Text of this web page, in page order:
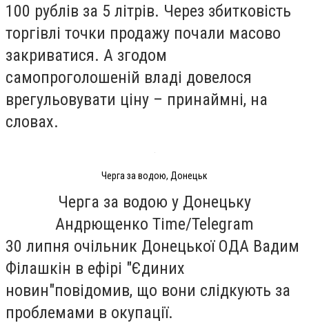
100 рублів за 5 літрів. Через збитковість
торгівлі точки продажу почали масово
закриватися. А згодом
самопроголошеній владі довелося
врегульовувати ціну – принаймні, на
словах.
Черга за водою, Донецьк
Черга за водою у Донецьку
Андрющенко Time/Telegram
30 липня очільник Донецької ОДА Вадим
Філашкін в ефірі "Єдиних
новин"повідомив, що вони слідкують за
проблемами в окупації.